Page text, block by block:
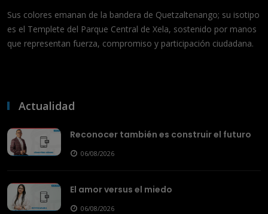
Sus colores emanan de la bandera de Quetzaltenango; su isotipo
es el Templete del Parque Central de Xela, sostenido por manos
que representan fuerza, compromiso y participación ciudadana.
Actualidad
Reconocer también es construir el futuro
06/08/2026
El amor versus el miedo
06/08/2026